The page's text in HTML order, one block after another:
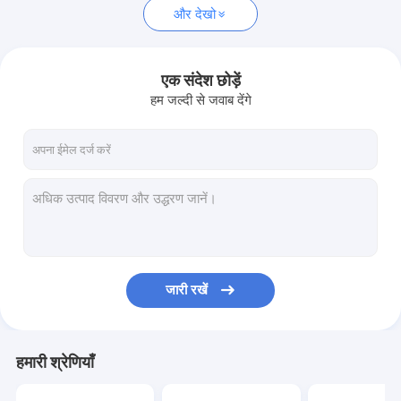
और देखो
एक संदेश छोड़ें
हम जल्दी से जवाब देंगे
जारी रखें
हमारी श्रेणियाँ